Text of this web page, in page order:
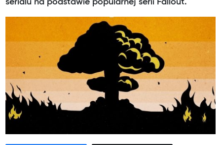
serialu na podstawie popularnej serii Fallout.